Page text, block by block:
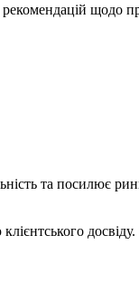
щодо
та посилює